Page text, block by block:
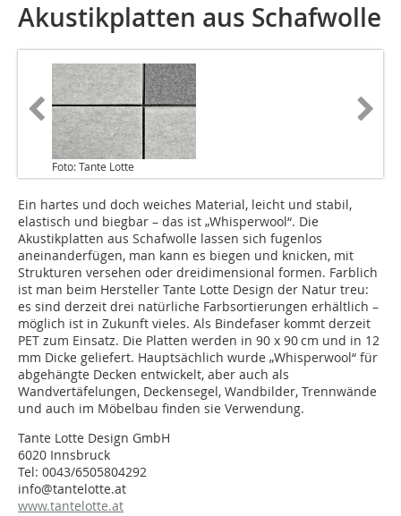
Akustikplatten aus Schafwolle
Foto: Tante Lotte
Ein hartes und doch weiches Material, leicht und stabil,
elastisch und biegbar – das ist „Whisperwool“. Die
Akustikplatten aus Schafwolle lassen sich fugenlos
aneinanderfügen, man kann es biegen und knicken, mit
Strukturen versehen oder dreidimensional formen. Farblich
ist man beim Hersteller Tante Lotte Design der Natur treu:
es sind derzeit drei natürliche Farbsortierungen erhältlich –
möglich ist in Zukunft vieles. Als Bindefaser kommt derzeit
PET zum Einsatz. Die Platten werden in 90 x 90 cm und in 12
mm Dicke ge­liefert. Hauptsächlich wurde „Whisperwool“ für
abgehängte Decken entwickelt, aber auch als
Wandvertäfelungen, Deckensegel, Wandbilder, Trennwände
und auch im Möbelbau finden sie Verwendung.
Tante Lotte Design GmbH
6020 Innsbruck
Tel: 0043/6505804292
info@tantelotte.at
www.tantelotte.at